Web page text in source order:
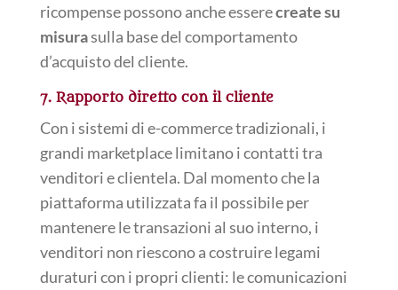
ricompense possono anche esserecreate su
misurasulla base del comportamento
d’acquisto del cliente.
7. Rapporto diretto con il cliente
Con i sistemi di e-commerce tradizionali, i
grandi marketplace limitano i contatti tra
venditori e clientela. Dal momento che la
piattaforma utilizzata fa il possibile per
mantenere le transazioni al suo interno, i
venditori non riescono a costruire legami
duraturi con i propri clienti: le comunicazioni